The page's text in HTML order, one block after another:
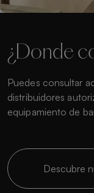
¿Donde
Puedes consultar
distribuidores
equipamiento de
Descubre